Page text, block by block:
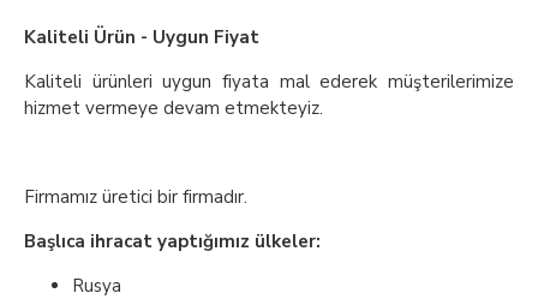
Kaliteli Ürün - Uygun Fiyat
Kaliteli ürünleri uygun fiyata mal ederek müşterilerimize
hizmet vermeye devam etmekteyiz.
Firmamız üretici bir firmadır.
Başlıca ihracat yaptığımız ülkeler:
Rusya